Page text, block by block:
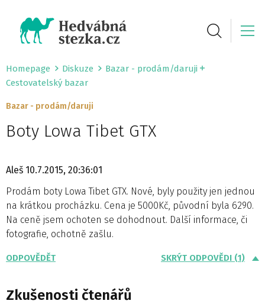
Homepage Diskuze
Bazar - prodám/daruji
Cestovatelský bazar
Bazar - prodám/daruji
Boty Lowa Tibet GTX
Aleš 10.7.2015, 20:36:01
Prodám boty Lowa Tibet GTX. Nové, byly použity jen jednou
na krátkou procházku. Cena je 5000Kč, původní byla 6290.
Na ceně jsem ochoten se dohodnout. Další informace, či
fotografie, ochotně zašlu.
ODPOVĚDĚT SKRÝT ODPOVĚDI (1)
Zkušenosti čtenářů